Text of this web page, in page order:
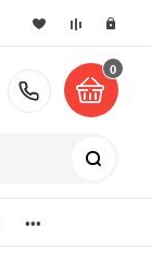
+7 (495)
0
...